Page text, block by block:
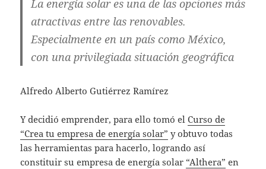
La energía solar es una de las opciones más
atractivas entre las renovables.
Especialmente en un país como México,
con una privilegiada situación geográfica
Alfredo Alberto Gutiérrez Ramírez
Y decidió emprender, para ello tomó elCurso de
“Crea tu empresa de energía solar” y obtuvo todas
las herramientas para hacerlo, logrando así
constituir su empresa de energía solar “Althera” en